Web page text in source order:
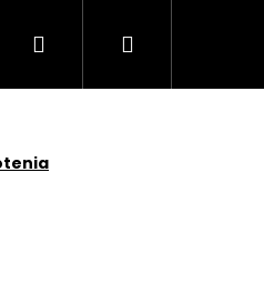
RAKETY RÍMSKE SVIECE
PrihlásenieNákupný